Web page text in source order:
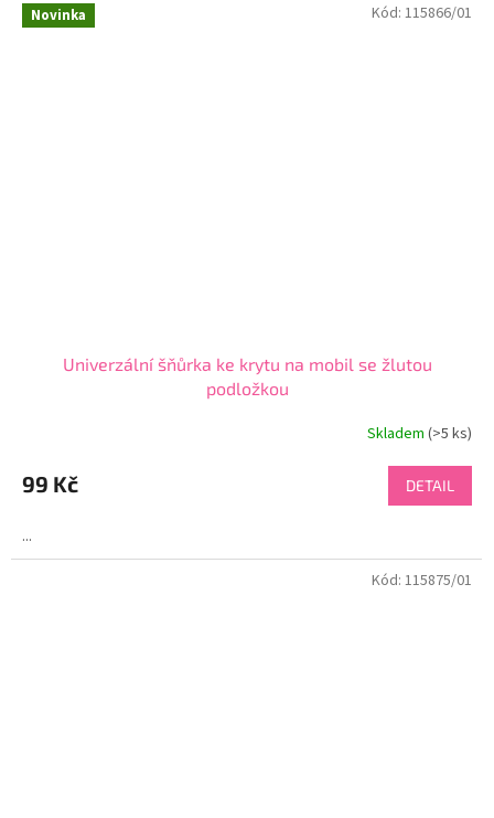
Novinka
Univerzální šňůrka ke krytu na mobil se žlutou
podložkou
Skladem (>5 ks)
99 Kč DETAIL
...
Kód: 115866/01
Kód: 115875/01